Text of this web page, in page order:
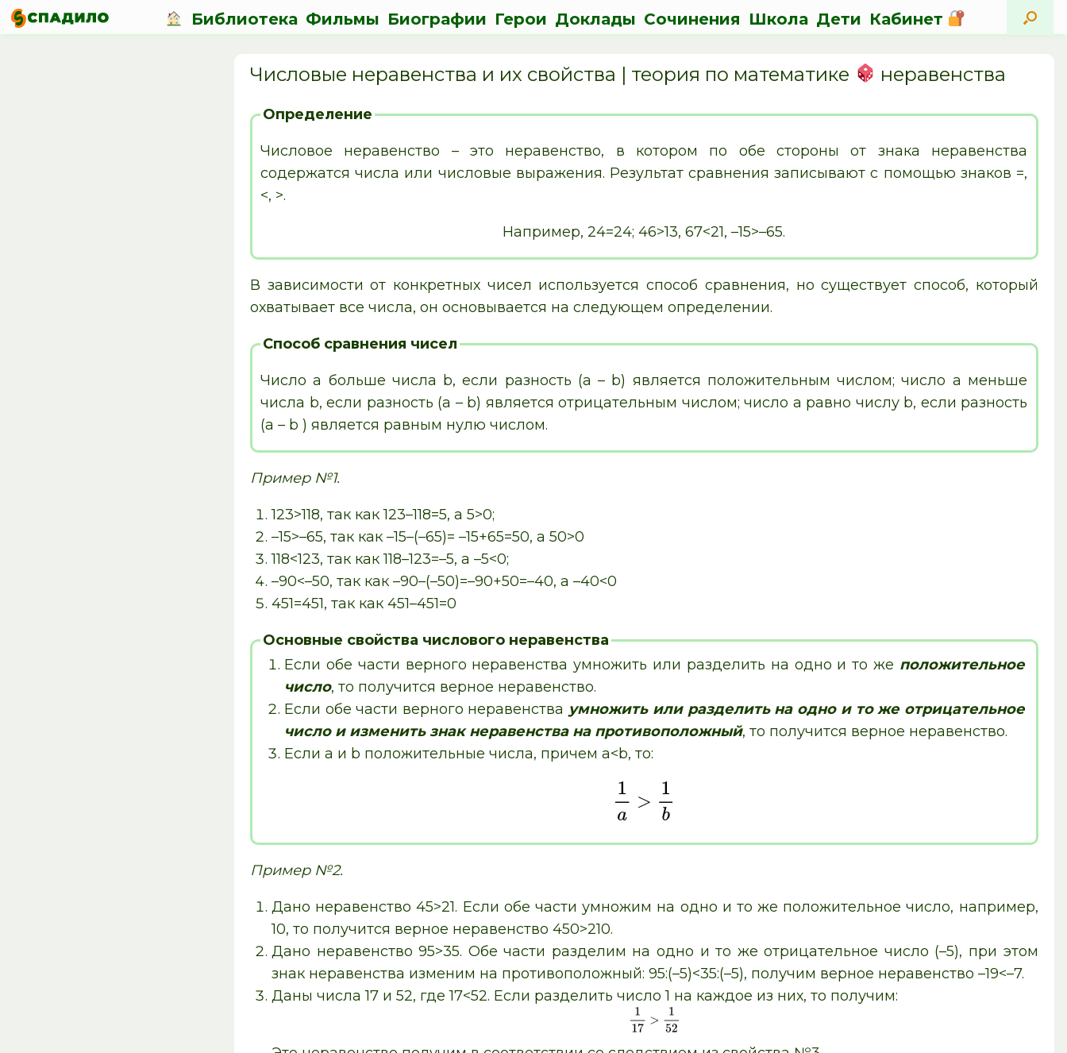
Библиотека Фильмы Биографии Герои Доклады Сочинения Школа Дети Кабинет
Числовые неравенства и их свойства | теория по математике неравенства
Определение
Числовое неравенство – это неравенство, в котором по обе стороны от знака неравенства
содержатся числа или числовые выражения. Результат сравнения записывают с помощью знаков =,
<, >.
Например, 24=24; 46>13, 67<21, –15>–65.
В зависимости от конкретных чисел используется способ сравнения, но существует способ, который
охватывает все числа, он основывается на следующем определении.
Способ сравнения чисел
Число а больше числа b, если разность (а – b) является положительным числом; число а меньше
числа b, если разность (а – b) является отрицательным числом; число а равно числу b, если разность
(а – b ) является равным нулю числом.
Пример №1.
123>118, так как 123–118=5, a 5>0;
–15>–65, так как –15–(–65)= –15+65=50, a 50>0
118<123, так как 118–123=–5, a –5<0;
–90<–50, так как –90–(–50)=–90+50=–40, а –40<0
451=451, так как 451–451=0
Основные свойства числового неравенства
Если обе части верного неравенства умножить или разделить на одно и то же положительное
число, то получится верное неравенство.
Если обе части верного неравенства умножить или разделить на одно и то же отрицательное
число и изменить знак неравенства на противоположный, то получится верное неравенство.
Если a и b положительные числа, причем a<b, то:
Пример №2.
Дано неравенство 45>21. Если обе части умножим на одно и то же положительное число, например,
10, то получится верное неравенство 450>210.
Дано неравенство 95>35. Обе части разделим на одно и то же отрицательное число (–5), при этом
знак неравенства изменим на противоположный: 95:(–5)<35:(–5), получим верное неравенство –19<–7.
Даны числа 17 и 52, где 17<52. Если разделить число 1 на каждое из них, то получим: